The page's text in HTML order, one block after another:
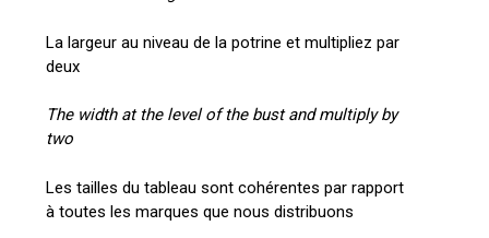
La largeur au niveau de la potrine et multipliez par
deux
The width at the level of the bust and multiply by
two
Les tailles du tableau sont cohérentes par rapport
à toutes les marques que nous distribuons